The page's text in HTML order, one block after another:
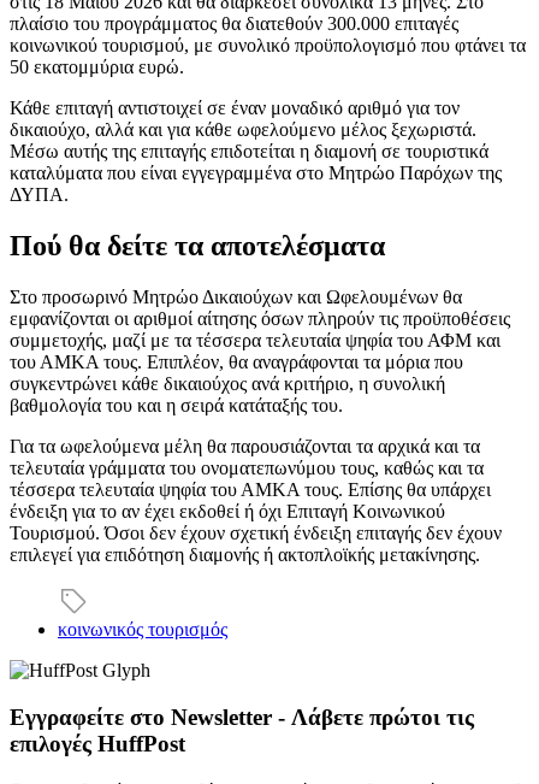
πλαίσιο του προγράμματος θα διατεθούν 300.000 επιταγές
κοινωνικού τουρισμού, με συνολικό προϋπολογισμό που φτάνει τα
50 εκατομμύρια ευρώ.
Κάθε επιταγή αντιστοιχεί σε έναν μοναδικό αριθμό για τον
δικαιούχο, αλλά και για κάθε ωφελούμενο μέλος ξεχωριστά.
Μέσω αυτής της επιταγής επιδοτείται η διαμονή σε τουριστικά
καταλύματα που είναι εγγεγραμμένα στο Μητρώο Παρόχων της
ΔΥΠΑ.
Πού θα δείτε τα αποτελέσματα
Στο προσωρινό Μητρώο Δικαιούχων και Ωφελουμένων θα
εμφανίζονται οι αριθμοί αίτησης όσων πληρούν τις προϋποθέσεις
συμμετοχής, μαζί με τα τέσσερα τελευταία ψηφία του ΑΦΜ και
του ΑΜΚΑ τους. Επιπλέον, θα αναγράφονται τα μόρια που
συγκεντρώνει κάθε δικαιούχος ανά κριτήριο, η συνολική
βαθμολογία του και η σειρά κατάταξής του.
Για τα ωφελούμενα μέλη θα παρουσιάζονται τα αρχικά και τα
τελευταία γράμματα του ονοματεπωνύμου τους, καθώς και τα
τέσσερα τελευταία ψηφία του ΑΜΚΑ τους. Επίσης θα υπάρχει
ένδειξη για το αν έχει εκδοθεί ή όχι Επιταγή Κοινωνικού
Τουρισμού. Όσοι δεν έχουν σχετική ένδειξη επιταγής δεν έχουν
επιλεγεί για επιδότηση διαμονής ή ακτοπλοϊκής μετακίνησης.
κοινωνικός τουρισμός
Εγγραφείτε στο Newsletter - Λάβετε πρώτοι τις
επιλογές HuffPost